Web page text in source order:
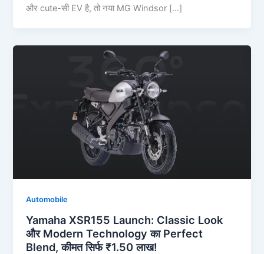
और cute-सी EV है, तो नया MG Windsor […]
Automobile
Yamaha XSR155 Launch: Classic Look
और Modern Technology का Perfect
Blend, कीमत सिर्फ ₹1.50 लाख!